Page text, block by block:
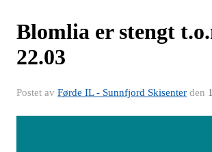
Blomlia er stengt
22.03
Postet av Førde IL - Sunnfjord Skisenter den